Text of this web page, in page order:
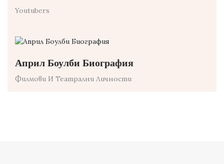
Youtubers
Април Боулби Биография
Филмови И Театрални Личности